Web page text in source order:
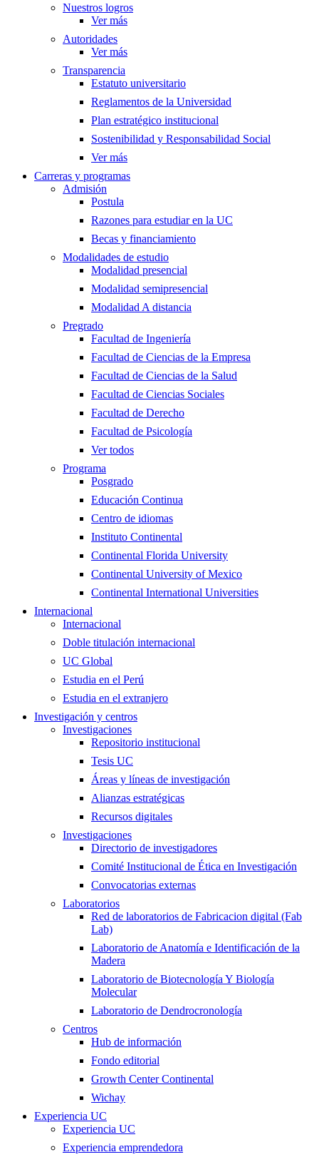
Nuestros logros
Ver más
Autoridades
Ver más
Transparencia
Estatuto universitario
Reglamentos de la Universidad
Plan estratégico institucional
Sostenibilidad y Responsabilidad Social
Ver más
Carreras y programas
Admisión
Postula
Razones para estudiar en la UC
Becas y financiamiento
Modalidades de estudio
Modalidad presencial
Modalidad semipresencial
Modalidad A distancia
Pregrado
Facultad de Ingeniería
Facultad de Ciencias de la Empresa
Facultad de Ciencias de la Salud
Facultad de Ciencias Sociales
Facultad de Derecho
Facultad de Psicología
Ver todos
Programa
Posgrado
Educación Continua
Centro de idiomas
Instituto Continental
Continental Florida University
Continental University of Mexico
Continental International Universities
Internacional
Internacional
Doble titulación internacional
UC Global
Estudia en el Perú
Estudia en el extranjero
Investigación y centros
Investigaciones
Repositorio institucional
Tesis UC
Áreas y líneas de investigación
Alianzas estratégicas
Recursos digitales
Investigaciones
Directorio de investigadores
Comité Institucional de Ética en Investigación
Convocatorias externas
Laboratorios
Red de laboratorios de Fabricacion digital (Fab
Lab)
Laboratorio de Anatomía e Identificación de la
Madera
Laboratorio de Biotecnología Y Biología
Molecular
Laboratorio de Dendrocronología
Centros
Hub de información
Fondo editorial
Growth Center Continental
Wichay
Experiencia UC
Experiencia UC
Experiencia emprendedora